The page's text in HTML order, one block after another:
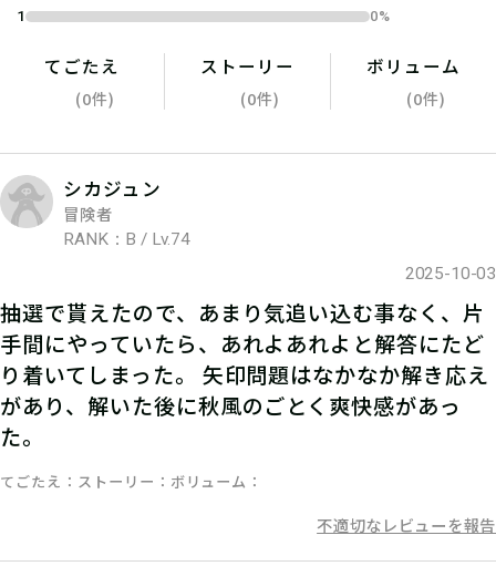
052.参加表明をする
参加表明をして、クリア時に参加表明
報酬をGETしよう！
1
0%
てごたえ
(0件)
ストーリー
(0件)
ボリューム
(0件)
シカジュン
冒険者
RANK：B / Lv.74
2025-10-03
抽選で貰えたので、あまり気追い込む事なく、片
手間にやっていたら、あれよあれよと解答にたど
り着いてしまった。 矢印問題はなかなか解き応え
があり、解いた後に秋風のごとく爽快感があっ
た。
てごたえ ストーリー ボリューム
不適切なレビューを報告